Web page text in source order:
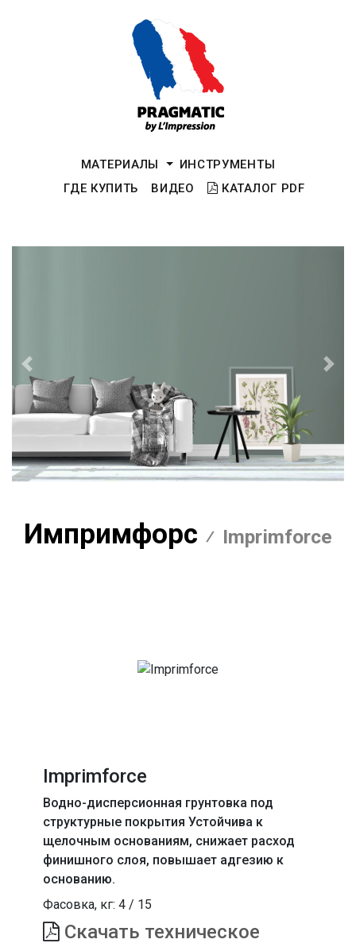
МАТЕРИАЛЫ
ИНСТРУМЕНТЫ
ГДЕ КУПИТЬ
ВИДЕО КАТАЛОГ PDF
Предыдущий
Импримфорс Imprimforce
Imprimforce
Водно-дисперсионная грунтовка под
структурные покрытия Устойчива к
щелочным основаниям, снижает расход
финишного слоя, повышает адгезию к
основанию.
Фасовка, кг: 4 / 15
Скачать техническое